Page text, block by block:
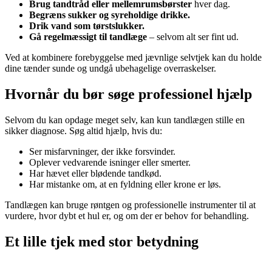
Brug tandtråd eller mellemrumsbørster hver dag.
Begræns sukker og syreholdige drikke.
Drik vand som tørstslukker.
Gå regelmæssigt til tandlæge – selvom alt ser fint ud.
Ved at kombinere forebyggelse med jævnlige selvtjek kan du holde
dine tænder sunde og undgå ubehagelige overraskelser.
Hvornår du bør søge professionel hjælp
Selvom du kan opdage meget selv, kan kun tandlægen stille en
sikker diagnose. Søg altid hjælp, hvis du:
Ser misfarvninger, der ikke forsvinder.
Oplever vedvarende isninger eller smerter.
Har hævet eller blødende tandkød.
Har mistanke om, at en fyldning eller krone er løs.
Tandlægen kan bruge røntgen og professionelle instrumenter til at
vurdere, hvor dybt et hul er, og om der er behov for behandling.
Et lille tjek med stor betydning